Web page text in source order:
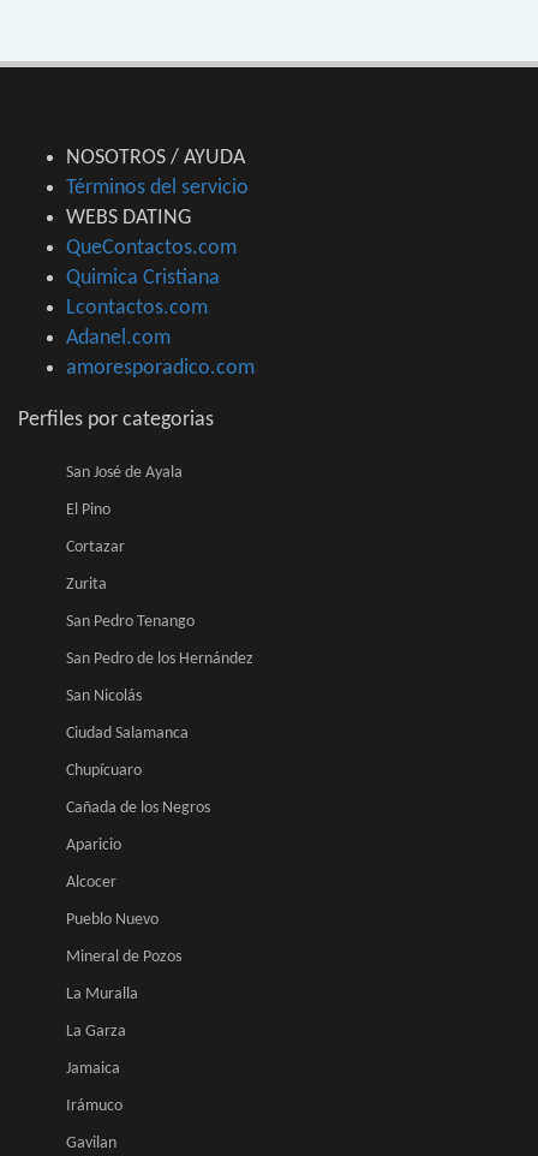
NOSOTROS / AYUDA
Términos del servicio
WEBS DATING
QueContactos.com
Quimica Cristiana
Lcontactos.com
Adanel.com
amoresporadico.com
Perfiles por categorias
San José de Ayala
El Pino
Cortazar
Zurita
San Pedro Tenango
San Pedro de los Hernández
San Nicolás
Ciudad Salamanca
Chupícuaro
Cañada de los Negros
Aparicio
Alcocer
Pueblo Nuevo
Mineral de Pozos
La Muralla
La Garza
Jamaica
Irámuco
Gavilan